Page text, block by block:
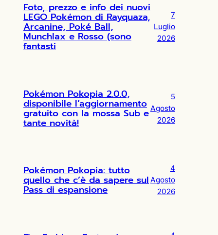
Foto, prezzo e info dei nuovi
LEGO Pokémon di Rayquaza,
Arcanine, Poké Ball,
Munchlax e Rosso (sono
fantasti
7
Luglio
2026
Pokémon Pokopia 2.0.0,
disponibile l’aggiornamento
gratuito con la mossa Sub e
tante novità!
5
Agosto
2026
Pokémon Pokopia: tutto
quello che c’è da sapere sul
Pass di espansione
4
Agosto
2026